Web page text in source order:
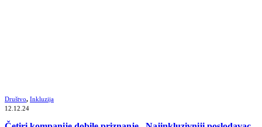
Društvo, Inkluzija
12.12.24